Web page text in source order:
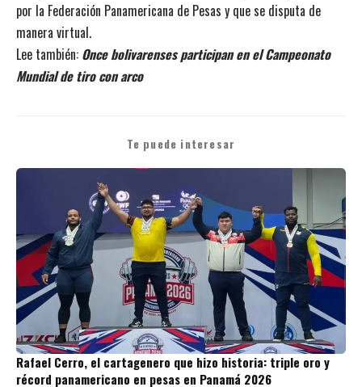
por la Federación Panamericana de Pesas y que se disputa de
manera virtual.
Lee también: Once bolivarenses participan en el Campeonato
Mundial de tiro con arco
Te puede interesar
Rafael Cerro, el cartagenero que hizo historia: triple oro y
récord panamericano en pesas en Panamá 2026